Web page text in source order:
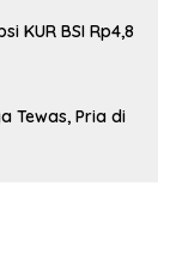
KUR BSI Rp4,8
Tewas, Pria di